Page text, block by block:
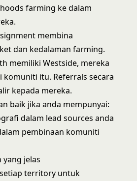
farming ke dalam
membina
dan kedalaman farming.
memiliki Westside, mereka
komuniti itu. Referrals secara
kepada mereka.
baik jika anda mempunyai:
dalam lead sources anda
pembinaan komuniti
yang jelas
territory untuk